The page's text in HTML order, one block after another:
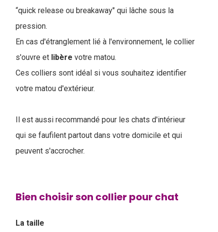
“quick release ou breakaway" qui lâche sous la
pression.
En cas d'étranglement lié à l'environnement, le collier
s'ouvre et libère votre matou.
Ces colliers sont idéal si vous souhaitez identifier
votre matou d'extérieur.
Il est aussi recommandé pour les chats d'intérieur
qui se faufilent partout dans votre domicile et qui
peuvent s'accrocher.
Bien choisir son collier pour chat
La taille